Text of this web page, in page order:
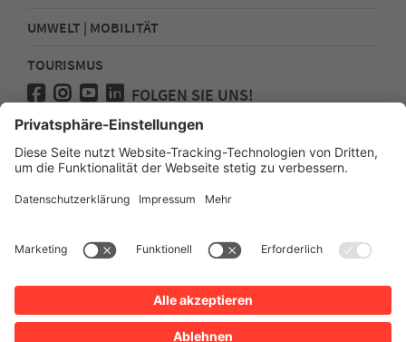
UMWELT | MOBILITÄT
TOURISMUS
FOLGEN SIE UNS!
Presse
Kontakt
Impressum
Sitemap